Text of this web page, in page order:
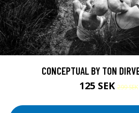
CONCEPTUAL BY TON
125 SEK299 SEK